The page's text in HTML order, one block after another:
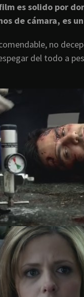
es solido por
de cámara, es
no
del todo a